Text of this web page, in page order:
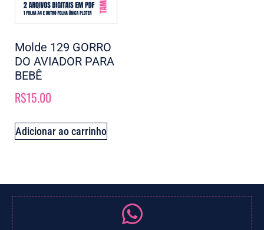
Molde 129 GORRO
DO AVIADOR PARA
BEBÊ
R$15.00
Adicionar ao carrinho